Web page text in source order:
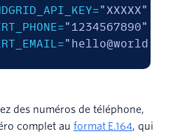
"XXXXX"
"1234567890"
"hello@world.com"
des numéros de téléphone,
complet au format E.164, qui